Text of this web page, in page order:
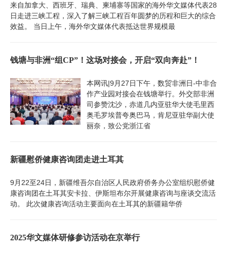
来自加拿大、西班牙、瑞典、柬埔寨等国家的海外华文媒体代表28
日走进三峡工程，深入了解三峡工程百年圆梦的历程和巨大的综合
效益。 当日上午，海外华文媒体代表抵达世界规模最
钱塘与非洲“组CP”！这场对接会，开启“双向奔赴”！
本网讯|9月27日下午，数贸非洲日-中非合
作产业园对接会在钱塘举行。外交部非洲
司参赞沈沙，赤道几内亚驻华大使毛里西
奥毛罗埃普夸奥巴马，肯尼亚驻华副大使
丽奈，致公党浙江省
新疆慰侨健康咨询团走进土耳其
9月22至24日，新疆维吾尔自治区人民政府侨务办公室组织慰侨健
康咨询团在土耳其安卡拉、伊斯坦布尔开展健康咨询与座谈交流活
动。 此次健康咨询活动主要面向在土耳其的新疆籍华侨
2025华文媒体研修参访活动在京举行